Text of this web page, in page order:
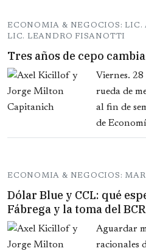
ECONOMIA & NEGOCIOS:
LIC. LEANDRO FISANOTTI
Tres años de cepo
Viernes.
rueda de
al fin de
de
ECONOMIA & NEGOCIOS:
Dólar Blue y CCL: qué
Fábrega y la toma del
Aguardar
racionales